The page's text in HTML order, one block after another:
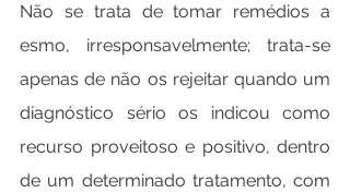
Não se trata de tomar remédios a
esmo, irresponsavelmente; trata-se
apenas de não os rejeitar quando um
diagnóstico sério os indicou como
recurso proveitoso e positivo, dentro
de um determinado tratamento, com